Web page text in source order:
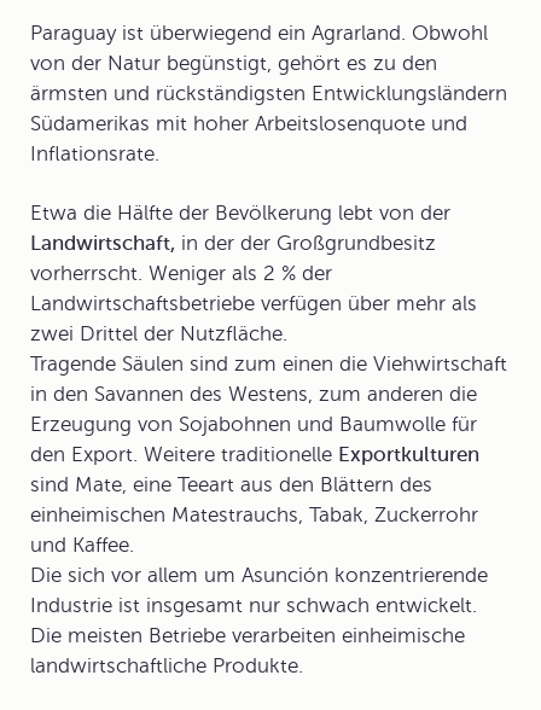
Paraguay ist überwiegend ein Agrarland. Obwohl
von der Natur begünstigt, gehört es zu den
ärmsten und rückständigsten Entwicklungsländern
Südamerikas mit hoher Arbeitslosenquote und
Inflationsrate.
Etwa die Hälfte der Bevölkerung lebt von der
Landwirtschaft, in der der Großgrundbesitz
vorherrscht. Weniger als 2 % der
Landwirtschaftsbetriebe verfügen über mehr als
zwei Drittel der Nutzfläche.
Tragende Säulen sind zum einen die Viehwirtschaft
in den Savannen des Westens, zum anderen die
Erzeugung von Sojabohnen und Baumwolle für
den Export. Weitere traditionelle Exportkulturen
sind Mate, eine Teeart aus den Blättern des
einheimischen Matestrauchs, Tabak, Zuckerrohr
und Kaffee.
Die sich vor allem um Asunción konzentrierende
Industrie ist insgesamt nur schwach entwickelt.
Die meisten Betriebe verarbeiten einheimische
landwirtschaftliche Produkte.